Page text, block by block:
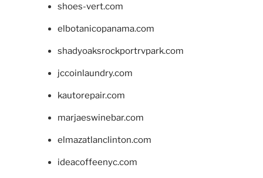
shoes-vert.com
elbotanicopanama.com
shadyoaksrockportrvpark.com
jccoinlaundry.com
kautorepair.com
marjaeswinebar.com
elmazatlanclinton.com
ideacoffeenyc.com